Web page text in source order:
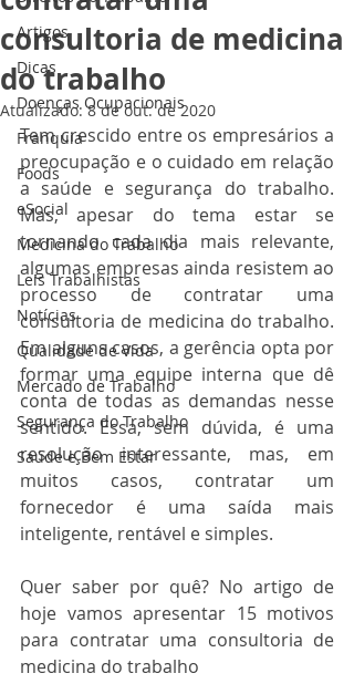
Artigos
Dicas
Doenças Ocupacionais
Franquia
Foods
eSocial
Medicina do Trabalho
Leis Trabalhistas
Notícias
Qualidade de Vida
Mercado de Trabalho
Segurança do Trabalho
Saúde e Bem Estar
consultoria de medicina
do trabalho
Atualizado:8 de out. de 2020
Tem crescido entre os empresários a
preocupação e o cuidado em relação
a saúde e segurança do trabalho.
Mas, apesar do tema estar se
tornando cada dia mais relevante,
algumas empresas ainda resistem ao
processo de contratar uma
consultoria de medicina do trabalho.
Em alguns casos, a gerência opta por
formar uma equipe interna que dê
conta de todas as demandas nesse
sentido. Essa, sem dúvida, é uma
resolução interessante, mas, em
muitos casos, contratar um
fornecedor é uma saída mais
inteligente, rentável e simples.
Quer saber por quê? No artigo de
hoje vamos apresentar 15 motivos
para contratar uma consultoria de
medicina do trabalho